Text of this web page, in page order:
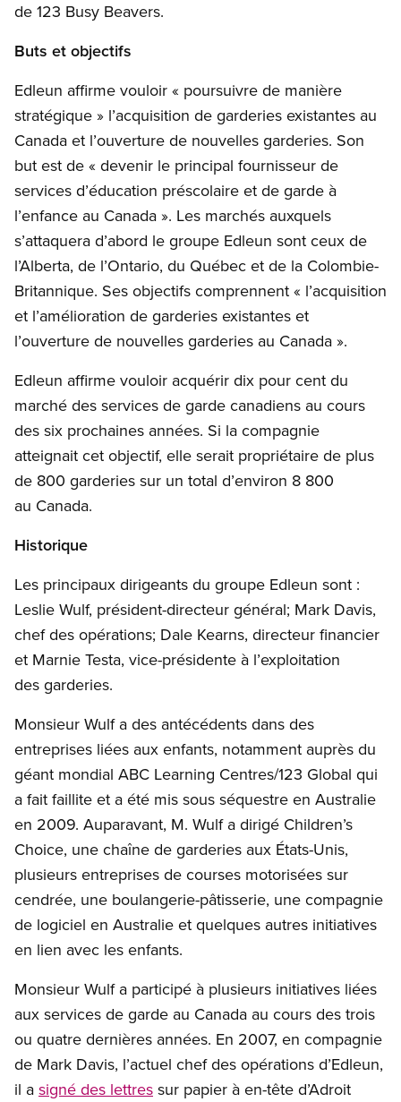
de 123 Busy Beavers.
Buts et objectifs
Edleun affirme vouloir « poursuivre de manière
stratégique » l’acquisition de garderies existantes au
Canada et l’ouverture de nouvelles garderies. Son
but est de « devenir le principal fournisseur de
services d’éducation préscolaire et de garde à
l’enfance au Canada ». Les marchés auxquels
s’attaquera d’abord le groupe Edleun sont ceux de
l’Alberta, de l’Ontario, du Québec et de la Colombie-
Britannique. Ses objectifs comprennent « l’acquisition
et l’amélioration de garderies existantes et
l’ouverture de nouvelles garderies au Canada ».
Edleun affirme vouloir acquérir dix pour cent du
marché des services de garde canadiens au cours
des six prochaines années. Si la compagnie
atteignait cet objectif, elle serait propriétaire de plus
de 800 garderies sur un total d’environ 8 800
au Canada.
Historique
Les principaux dirigeants du groupe Edleun sont :
Leslie Wulf, président-directeur général; Mark Davis,
chef des opérations; Dale Kearns, directeur financier
et Marnie Testa, vice-présidente à l’exploitation
des garderies.
Monsieur Wulf a des antécédents dans des
entreprises liées aux enfants, notamment auprès du
géant mondial ABC Learning Centres/123 Global qui
a fait faillite et a été mis sous séquestre en Australie
en 2009. Auparavant, M. Wulf a dirigé Children’s
Choice, une chaîne de garderies aux États-Unis,
plusieurs entreprises de courses motorisées sur
cendrée, une boulangerie-pâtisserie, une compagnie
de logiciel en Australie et quelques autres initiatives
en lien avec les enfants.
Monsieur Wulf a participé à plusieurs initiatives liées
aux services de garde au Canada au cours des trois
ou quatre dernières années. En 2007, en compagnie
de Mark Davis, l’actuel chef des opérations d’Edleun,
il a signé des lettres sur papier à en-tête d’Adroit